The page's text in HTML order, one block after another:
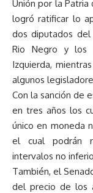
Unión por la
logró ratificar lo
dos diputados
Rio Negro y los
Izquierda,
algunos
Con la sanción de
en tres años los
único en moneda
el cual podrán
intervalos no
También, el
del precio de los